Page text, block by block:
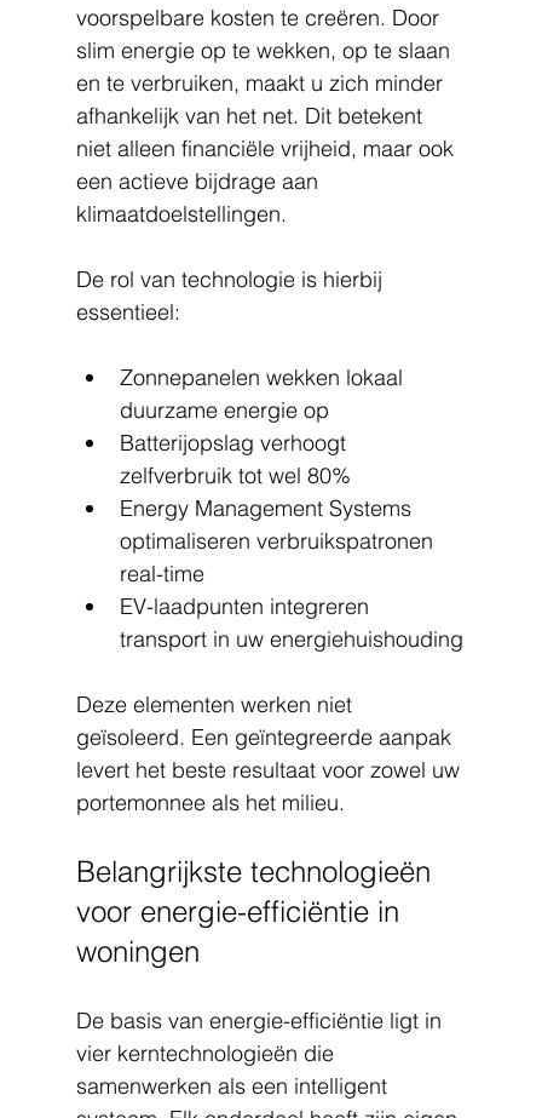
voorspelbare kosten te creëren. Door
slim energie op te wekken, op te slaan
en te verbruiken, maakt u zich minder
afhankelijk van het net. Dit betekent
niet alleen financiële vrijheid, maar ook
een actieve bijdrage aan
klimaatdoelstellingen.
De rol van technologie is hierbij
essentieel:
Zonnepanelen wekken lokaal
duurzame energie op
Batterijopslag verhoogt
zelfverbruik tot wel 80%
Energy Management Systems
optimaliseren verbruikspatronen
real-time
EV-laadpunten integreren
transport in uw energiehuishouding
Deze elementen werken niet
geïsoleerd. Een geïntegreerde aanpak
levert het beste resultaat voor zowel uw
portemonnee als het milieu.
Belangrijkste technologieën
voor energie-efficiëntie in
woningen
De basis van energie-efficiëntie ligt in
vier kerntechnologieën die
samenwerken als een intelligent